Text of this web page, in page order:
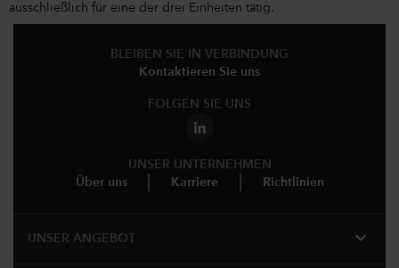
ausschließlich für eine der drei Einheiten tätig.
BLEIBEN SIE IN VERBINDUNG
Kontaktieren Sie uns
FOLGEN SIE UNS
UNSER UNTERNEHMEN
Über uns
Karriere Richtlinien
UNSER ANGEBOT expand_more